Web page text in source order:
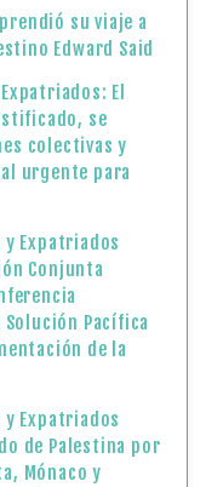
su viaje a
Edward Said
El
se
colectivas y
urgente para
Expatriados
Conjunta
Pacífica
de la
Expatriados
de Palestina por
Mónaco y